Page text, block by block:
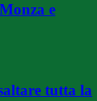
e
tutta la